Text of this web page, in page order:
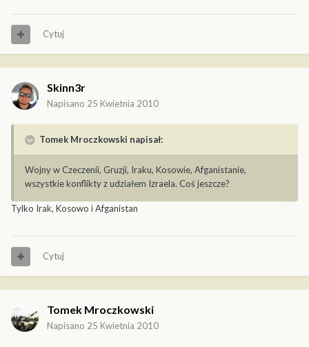
Cytuj
Skinn3r
Napisano 25 Kwietnia 2010
Tomek Mroczkowski napisał:
Wojny w Czeczenii, Gruzji, Iraku, Kosowie, Afganistanie,
wszystkie konflikty z udziałem Izraela. Coś jeszcze?
Tylko Irak, Kosowo i Afganistan
Cytuj
Tomek Mroczkowski
Napisano 25 Kwietnia 2010